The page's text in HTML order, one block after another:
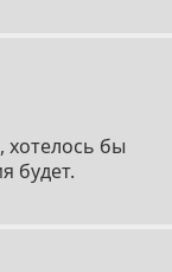
хотелось бы
будет.